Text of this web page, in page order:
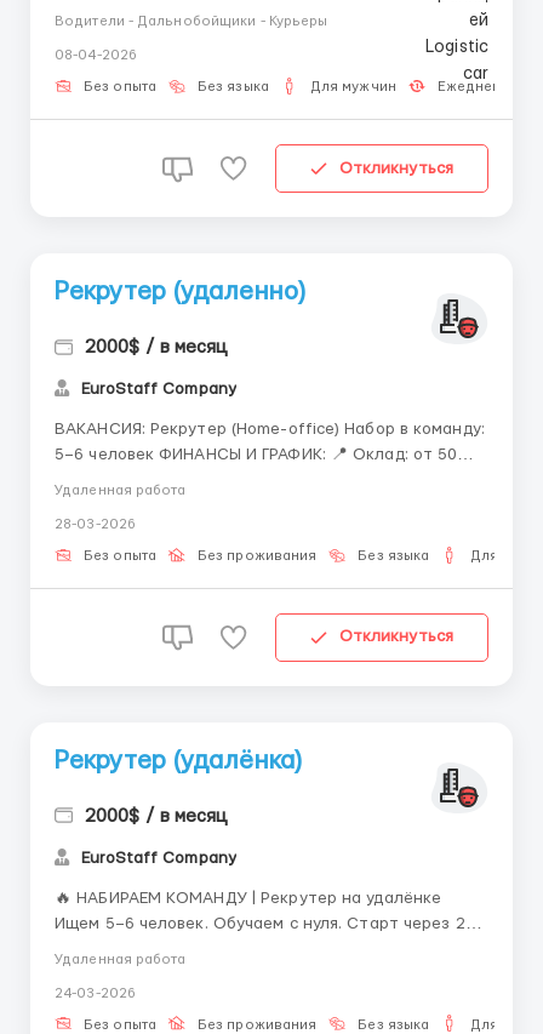
🔹 Требования: -Водительское удостоверение
исправном состоянии -Стаж вождения от 1 года
-Ответственность, пунктуальность, вежливость
Водители - Дальнобойщики - Курьеры
08-04-2026
Без опыта Без языка Для мужчин Ежедневная
Откликнуться
Рекрутер (удаленно)
2000$ / в месяц
EuroStaff Company
ВАКАНСИЯ: Рекрутер (Home-office) Набор в команду:
5–6 человек ФИНАНСЫ И ГРАФИК: 📍 Оклад: от 50
000 ₽ + KPI без потолка. 📍 Формат: 100% удалёнка.
ПРЕДОСТАВЛЯЕМ: • Полное обучение профессии с
нуля. • Быстрый вход в пр...
Удаленная работа
28-03-2026
Без опыта Без проживания Без языка Для
Откликнуться
Рекрутер (удалёнка)
2000$ / в месяц
EuroStaff Company
🔥 НАБИРАЕМ КОМАНДУ | Рекрутер на удалёнке
Ищем 5–6 человек. Обучаем с нуля. Старт через 2–3
дохода (потолка нет) ▪️ Полностью удалённый
формат ▪️ Обучение с ...
Удаленная работа
24-03-2026
Без опыта Без проживания Без языка Для